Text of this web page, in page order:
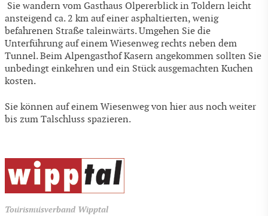
Sie wandern vom Gasthaus Olpererblick in Toldern leicht
ansteigend ca. 2 km auf einer asphaltierten, wenig
befahrenen Straße taleinwärts. Umgehen Sie die
Unterführung auf einem Wiesenweg rechts neben dem
Tunnel. Beim Alpengasthof Kasern angekommen sollten Sie
unbedingt einkehren und ein Stück ausgemachten Kuchen
kosten.
Sie können auf einem Wiesenweg von hier aus noch weiter
bis zum Talschluss spazieren.
Tourismusverband Wipptal